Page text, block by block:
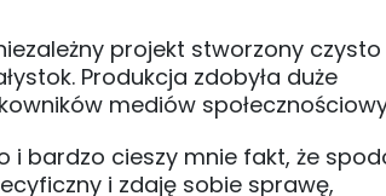
projekt stworzony czysto
Produkcja zdobyła duże
mediów
i bardzo cieszy mnie fakt, że
i zdaję sobie sprawę,